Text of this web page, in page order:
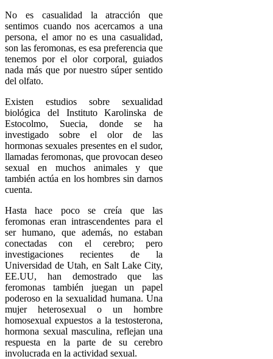
No es casualidad la atracción que
sentimos cuando nos acercamos a una
persona, el amor no es una casualidad,
son las feromonas, es esa preferencia que
tenemos por el olor corporal, guiados
nada más que por nuestro súper sentido
del olfato.
Existen estudios sobre sexualidad
biológica del Instituto Karolinska de
Estocolmo, Suecia, donde se ha
investigado sobre el olor de las
hormonas sexuales presentes en el sudor,
llamadas feromonas, que provocan deseo
sexual en muchos animales y que
también actúa en los hombres sin darnos
cuenta.
Hasta hace poco se creía que las
feromonas eran intrascendentes para el
ser humano, que además, no estaban
conectadas con el cerebro; pero
investigaciones recientes de la
Universidad de Utah, en Salt Lake City,
EE.UU, han demostrado que las
feromonas también juegan un papel
poderoso en la sexualidad humana. Una
mujer heterosexual o un hombre
homosexual expuestos a la testosterona,
hormona sexual masculina, reflejan una
respuesta en la parte de su cerebro
involucrada en la actividad sexual.